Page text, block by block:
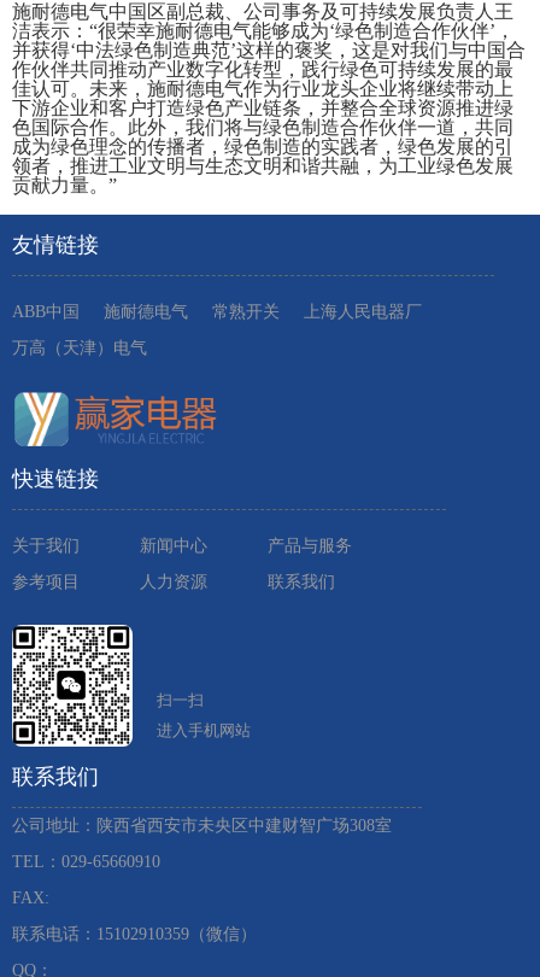
施耐德电气中国区副总裁、公司事务及可持续发展负责人王
洁表示：“很荣幸施耐德电气能够成为‘绿色制造合作伙伴’，
并获得‘中法绿色制造典范’这样的褒奖，这是对我们与中国合
作伙伴共同推动产业数字化转型，践行绿色可持续发展的最
佳认可。未来，施耐德电气作为行业龙头企业将继续带动上
下游企业和客户打造绿色产业链条，并整合全球资源推进绿
色国际合作。此外，我们将与绿色制造合作伙伴一道，共同
成为绿色理念的传播者，绿色制造的实践者，绿色发展的引
领者，推进工业文明与生态文明和谐共融，为工业绿色发展
贡献力量。”
友情链接
ABB中国 施耐德电气 常熟开关
上海人民电器厂
万高（天津）电气
快速链接
关于我们 新闻中心
产品与服务
参考项目
人力资源 联系我们
扫一扫
进入手机网站
联系我们
公司地址：陕西省西安市未央区中建财智广场308室
TEL：029-65660910 ​
FAX:
联系电话：15102910359（微信）
QQ：